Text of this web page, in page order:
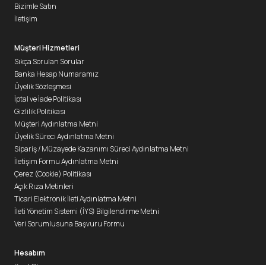
Bizimle Satın
İletişim
Müşteri Hizmetleri
Sıkça Sorulan Sorular
Banka Hesap Numaramız
Üyelik Sözleşmesi
İptal ve İade Politikası
Gizlilik Politikası
Müşteri Aydınlatma Metni
Üyelik Süreci Aydınlatma Metni
Sipariş / Müzayede Kazanımı Süreci Aydınlatma Metni
İletişim Formu Aydınlatma Metni
Çerez (Cookie) Politikası
Açık Rıza Metinleri
Ticari Elektronik İleti Aydınlatma Metni
İleti Yönetim Sistemi (İYS) Bilgilendirme Metni
Veri Sorumlusuna Başvuru Formu
Hesabım